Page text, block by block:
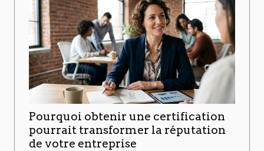
Pourquoi obtenir une certification
pourrait transformer la réputation
de votre entreprise